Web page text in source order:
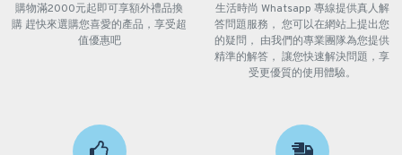
購物滿2000元起即可享額外禮品換
購 趕快來選購您喜愛的產品，享受超
值優惠吧
生活時尚 Whatsapp 專線提供真人解
答問題服務， 您可以在網站上提出您
的疑問， 由我們的專業團隊為您提供
精準的解答， 讓您快速解決問題，享
受更優質的使用體驗。